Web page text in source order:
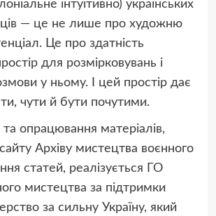
інтуїтивно) українських
— це не лише про художню
Це про здатність
для розмірковувань і
у ньому. І цей простір дає
чути й бути почутими.
опрацювання матеріалів,
Архіву мистецтва воєнного
статей, реалізується ГО
мистецтва за підтримки
за сильну Україну, який